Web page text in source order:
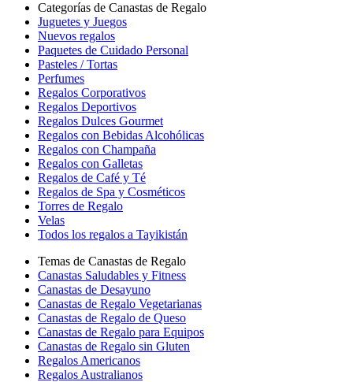
Categorías de Canastas de Regalo
Juguetes y Juegos
Nuevos regalos
Paquetes de Cuidado Personal
Pasteles / Tortas
Perfumes
Regalos Corporativos
Regalos Deportivos
Regalos Dulces Gourmet
Regalos con Bebidas Alcohólicas
Regalos con Champaña
Regalos con Galletas
Regalos de Café y Té
Regalos de Spa y Cosméticos
Torres de Regalo
Velas
Todos los regalos a Tayikistán
Temas de Canastas de Regalo
Canastas Saludables y Fitness
Canastas de Desayuno
Canastas de Regalo Vegetarianas
Canastas de Regalo de Queso
Canastas de Regalo para Equipos
Canastas de Regalo sin Gluten
Regalos Americanos
Regalos Australianos